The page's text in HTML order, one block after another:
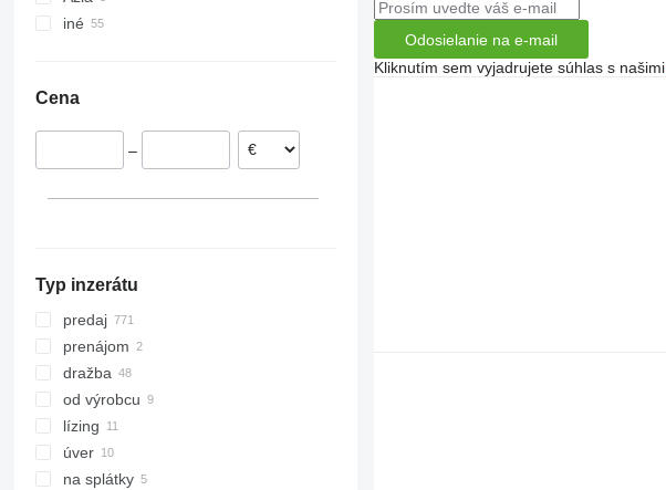
Francúzsko
Švédsko
iné
Cena
–
Typ inzerátu
predaj
prenájom
dražba
od výrobcu
lízing
úver
na splátky
Odosielanie na e-mail
Kliknutím sem vyjadrujete súhlas s našimi